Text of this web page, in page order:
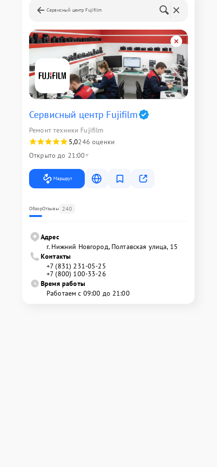
Сервисный центр Fujifilm
Сервисный центр Fujifilm
Ремонт техники Fujifilm
5,0246 оценки
Открыто до 21:00
Маршрут
ОбзорОтзывы 240
Адрес
г. Нижний Новгород, Полтавская улица, 15
Контакты
+7 (831) 231-05-25
+7 (800) 100-33-26
Время работы
Работаем с 09:00 до 21:00